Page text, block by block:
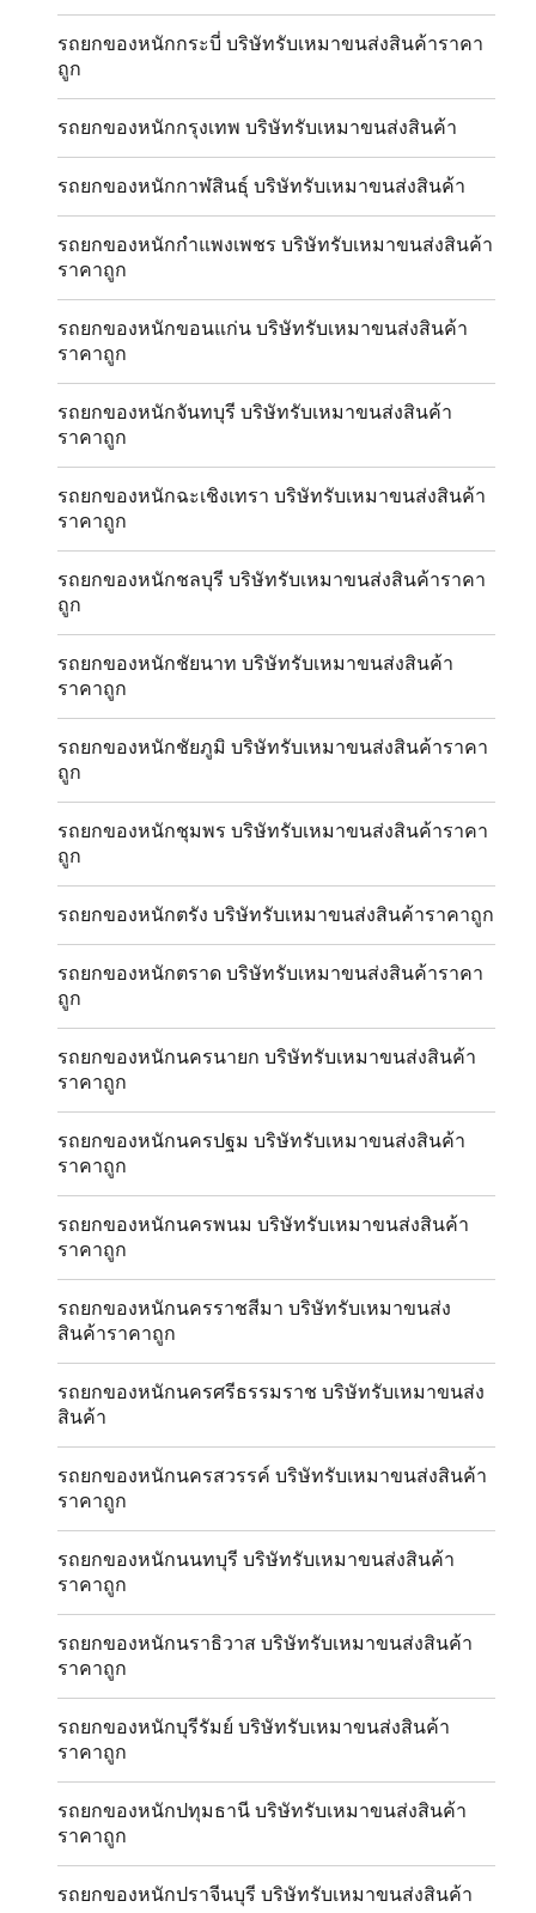
รถยกของหนักกระบี่ บริษัทรับเหมาขนส่งสินค้าราคา
ถูก
รถยกของหนักกรุงเทพ บริษัทรับเหมาขนส่งสินค้า
รถยกของหนักกาฬสินธุ์ บริษัทรับเหมาขนส่งสินค้า
รถยกของหนักกำแพงเพชร บริษัทรับเหมาขนส่งสินค้า
ราคาถูก
รถยกของหนักขอนแก่น บริษัทรับเหมาขนส่งสินค้า
ราคาถูก
รถยกของหนักจันทบุรี บริษัทรับเหมาขนส่งสินค้า
ราคาถูก
รถยกของหนักฉะเชิงเทรา บริษัทรับเหมาขนส่งสินค้า
ราคาถูก
รถยกของหนักชลบุรี บริษัทรับเหมาขนส่งสินค้าราคา
ถูก
รถยกของหนักชัยนาท บริษัทรับเหมาขนส่งสินค้า
ราคาถูก
รถยกของหนักชัยภูมิ บริษัทรับเหมาขนส่งสินค้าราคา
ถูก
รถยกของหนักชุมพร บริษัทรับเหมาขนส่งสินค้าราคา
ถูก
รถยกของหนักตรัง บริษัทรับเหมาขนส่งสินค้าราคาถูก
รถยกของหนักตราด บริษัทรับเหมาขนส่งสินค้าราคา
ถูก
รถยกของหนักนครนายก บริษัทรับเหมาขนส่งสินค้า
ราคาถูก
รถยกของหนักนครปฐม บริษัทรับเหมาขนส่งสินค้า
ราคาถูก
รถยกของหนักนครพนม บริษัทรับเหมาขนส่งสินค้า
ราคาถูก
รถยกของหนักนครราชสีมา บริษัทรับเหมาขนส่ง
สินค้าราคาถูก
รถยกของหนักนครศรีธรรมราช บริษัทรับเหมาขนส่ง
สินค้า
รถยกของหนักนครสวรรค์ บริษัทรับเหมาขนส่งสินค้า
ราคาถูก
รถยกของหนักนนทบุรี บริษัทรับเหมาขนส่งสินค้า
ราคาถูก
รถยกของหนักนราธิวาส บริษัทรับเหมาขนส่งสินค้า
ราคาถูก
รถยกของหนักบุรีรัมย์ บริษัทรับเหมาขนส่งสินค้า
ราคาถูก
รถยกของหนักปทุมธานี บริษัทรับเหมาขนส่งสินค้า
ราคาถูก
รถยกของหนักปราจีนบุรี บริษัทรับเหมาขนส่งสินค้า